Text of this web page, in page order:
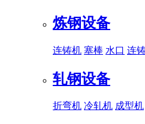
炼钢设备
连铸机 塞棒 水口 连
轧钢设备
折弯机 冷轧机 成型机